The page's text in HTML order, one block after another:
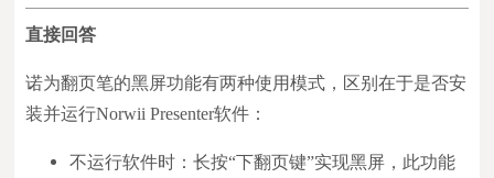
直接回答
诺为翻页笔的黑屏功能有两种使用模式，区别在于是否安
装并运行Norwii Presenter软件：
不运行软件时：长按“下翻页键”实现黑屏，此功能